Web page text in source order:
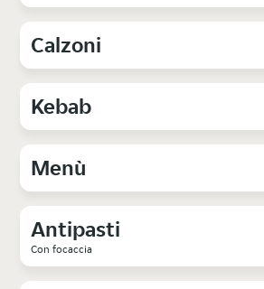
Calzoni
Kebab
Menù
Antipasti
Con focaccia